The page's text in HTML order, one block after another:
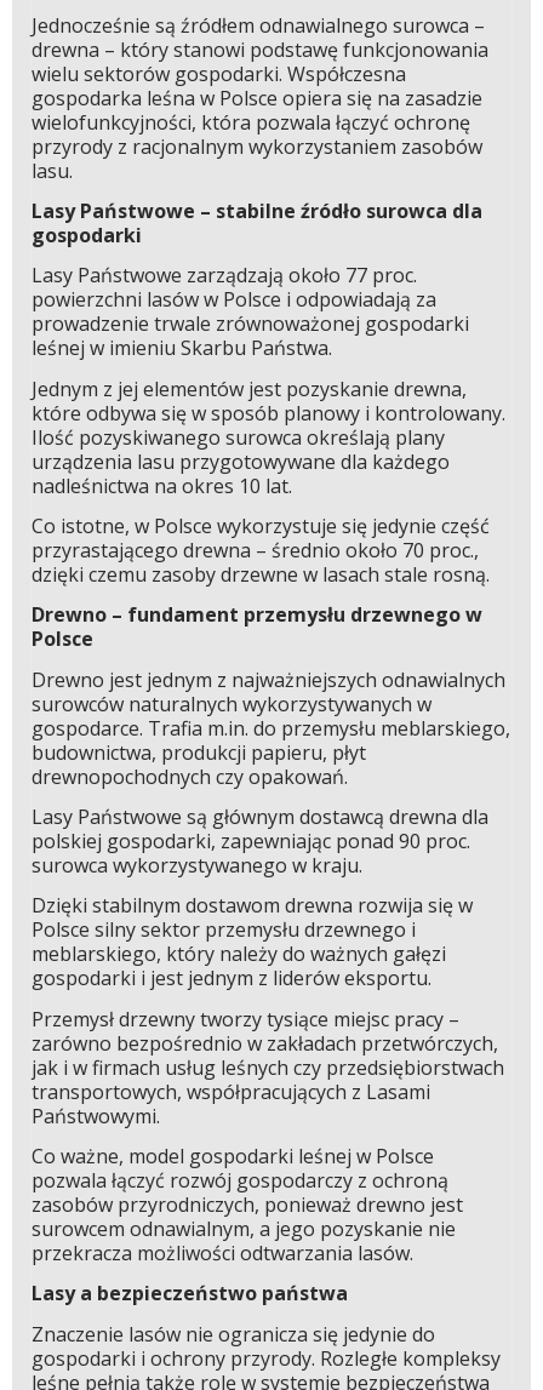
Jednocześnie są źródłem odnawialnego surowca –
drewna – który stanowi podstawę funkcjonowania
wielu sektorów gospodarki. Współczesna
gospodarka leśna w Polsce opiera się na zasadzie
wielofunkcyjności, która pozwala łączyć ochronę
przyrody z racjonalnym wykorzystaniem zasobów
lasu.
Lasy Państwowe – stabilne źródło surowca dla
gospodarki
Lasy Państwowe zarządzają około 77 proc.
powierzchni lasów w Polsce i odpowiadają za
prowadzenie trwale zrównoważonej gospodarki
leśnej w imieniu Skarbu Państwa.
Jednym z jej elementów jest pozyskanie drewna,
które odbywa się w sposób planowy i kontrolowany.
Ilość pozyskiwanego surowca określają plany
urządzenia lasu przygotowywane dla każdego
nadleśnictwa na okres 10 lat.
Co istotne, w Polsce wykorzystuje się jedynie część
przyrastającego drewna – średnio około 70 proc.,
dzięki czemu zasoby drzewne w lasach stale rosną.
Drewno – fundament przemysłu drzewnego w
Polsce
Drewno jest jednym z najważniejszych odnawialnych
surowców naturalnych wykorzystywanych w
gospodarce. Trafia m.in. do przemysłu meblarskiego,
budownictwa, produkcji papieru, płyt
drewnopochodnych czy opakowań.
Lasy Państwowe są głównym dostawcą drewna dla
polskiej gospodarki, zapewniając ponad 90 proc.
surowca wykorzystywanego w kraju.
Dzięki stabilnym dostawom drewna rozwija się w
Polsce silny sektor przemysłu drzewnego i
meblarskiego, który należy do ważnych gałęzi
gospodarki i jest jednym z liderów eksportu.
Przemysł drzewny tworzy tysiące miejsc pracy –
zarówno bezpośrednio w zakładach przetwórczych,
jak i w firmach usług leśnych czy przedsiębiorstwach
transportowych, współpracujących z Lasami
Państwowymi.
Co ważne, model gospodarki leśnej w Polsce
pozwala łączyć rozwój gospodarczy z ochroną
zasobów przyrodniczych, ponieważ drewno jest
surowcem odnawialnym, a jego pozyskanie nie
przekracza możliwości odtwarzania lasów.
Lasy a bezpieczeństwo państwa
Znaczenie lasów nie ogranicza się jedynie do
gospodarki i ochrony przyrody. Rozległe kompleksy
leśne pełnią także rolę w systemie bezpieczeństwa